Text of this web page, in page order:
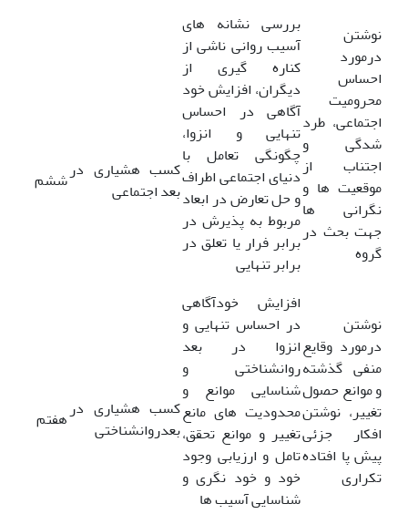
نوشتن
درمورد
احساس
محرومیت
اجتماعی، طرد
شدگی و
اجتناب از
موقعیت ها و
نگرانی ها
جهت بحث در
گروه
بررسی نشانه های
آسیب روانی ناشی از
کناره گیری از
دیگران، افزایش خود
آگاهی در احساس
تنهایی و انزوا،
چگونگی تعامل با
دنیای اجتماعی اطراف
و حل تعارض در ابعاد
مربوط به پذیرش در
برابر فرار یا تعلق در
برابر تنهایی
کسب هشیاری در
بعد اجتماعی
ششم
نوشتن
درمورد وقایع
منفی گذشته
و موانع حصول
تغییر، نوشتن
افکار جزئی
پیش پا افتاده
تکراری
افزایش خودآگاهی
در احساس تنهایی و
انزوا در بعد
روانشناختی و
شناسایی موانع و
محدودیت های مانع
تغییر و موانع تحقق،
تامل و ارزیابی وجود
خود و خود نگری و
شناسایی آسیب ها
کسب هشیاری در
بعدروانشناختی
هفتم